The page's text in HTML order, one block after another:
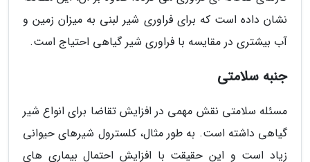
نشان داده است که برای فراوری شیر لبنی به میزان زمین و
آب بیشتری در مقایسه با فراوری شیر گیاهی احتیاج است.
جنبه سلامتی
مسئله سلامتی نقش مهمی در افزایش تقاضا برای انواع شیر
گیاهی داشته است. به طور مثال، کلسترول شیرهای حیوانی
زیاد است و این حقیقت با افزایش احتمال بیماری های